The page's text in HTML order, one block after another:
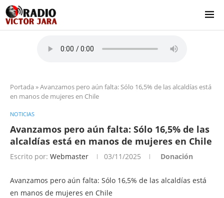
Portada »Avanzamos pero aún falta: Sólo 16,5% de las alcaldías está
en manos de mujeres en Chile
NOTICIAS
Avanzamos pero aún falta: Sólo 16,5% de las
alcaldías está en manos de mujeres en Chile
Escrito por: Webmaster 03/11/2025 Donación
Avanzamos pero aún falta: Sólo 16,5% de las alcaldías está
en manos de mujeres en Chile